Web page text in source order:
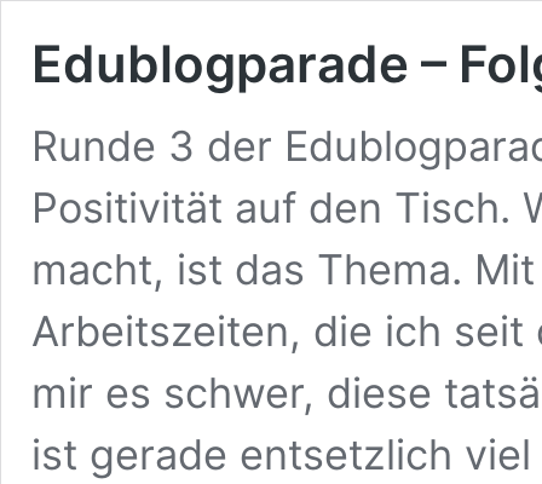
Edublogparade –
Runde 3 der
Positivität auf den Tisch.
macht, ist das Thema.
Arbeitszeiten, die ich seit
mir es schwer, diese
ist gerade entsetzlich